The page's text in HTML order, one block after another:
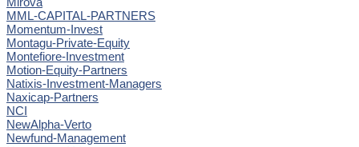
MML-CAPITAL-PARTNERS
Momentum-Invest
Montagu-Private-Equity
Montefiore-Investment
Motion-Equity-Partners
Natixis-Investment-Managers
Naxicap-Partners
NCI
NewAlpha-Verto
Newfund-Management